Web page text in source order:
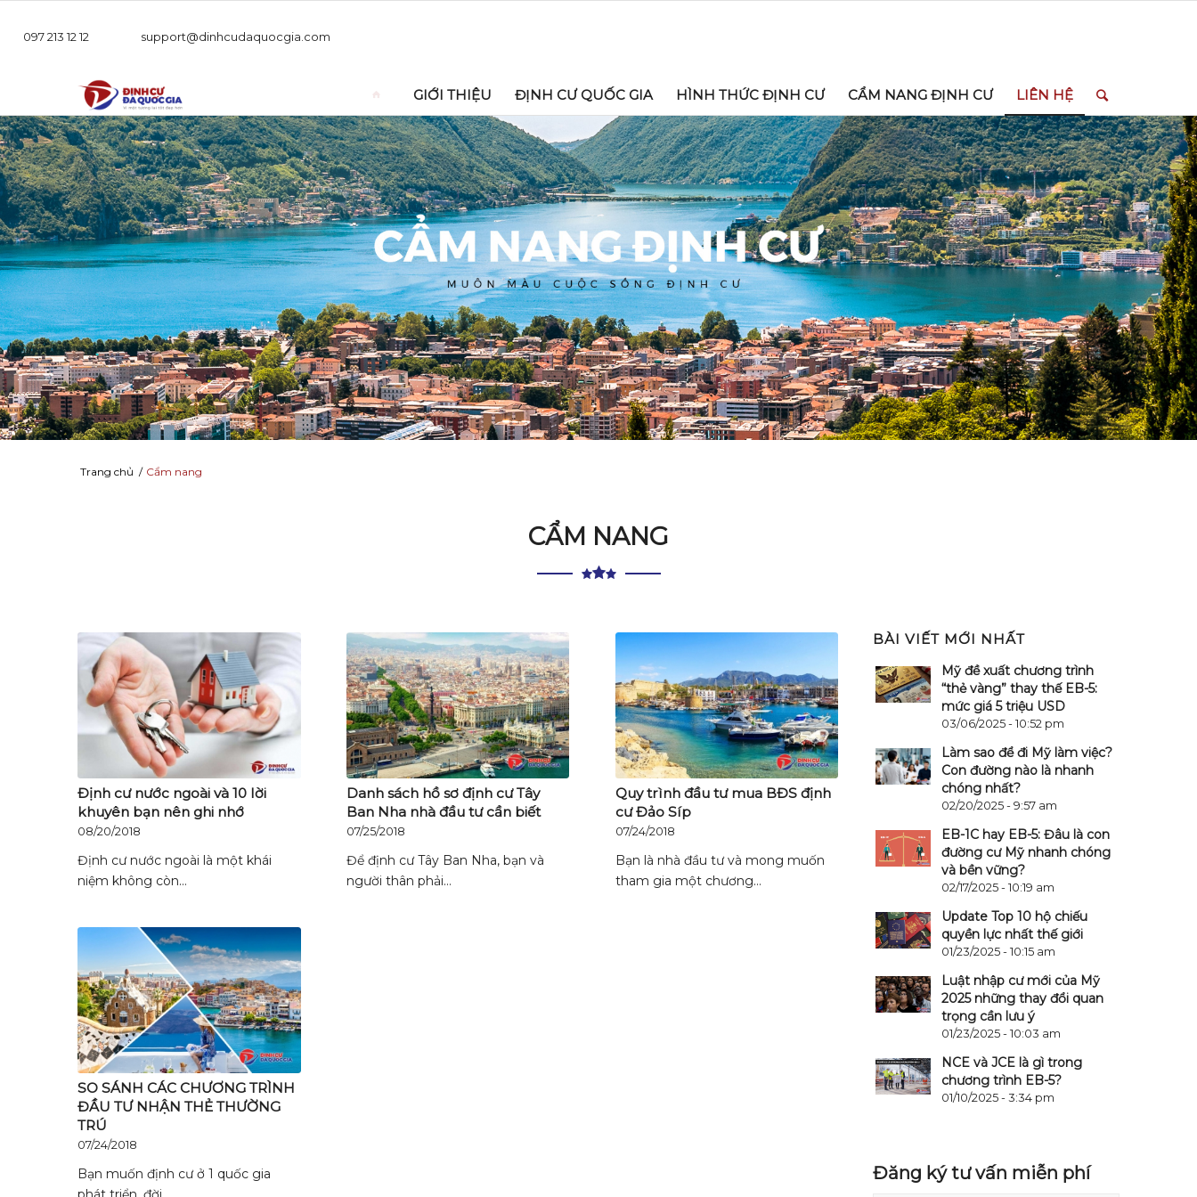
097 213 12 12 support@dinhcudaquocgia.com
GIỚI THIỆU ĐỊNH CƯ QUỐC GIA HÌNH THỨC ĐỊNH CƯ CẨM NANG ĐỊNH CƯ LIÊN HỆ
Trang chủ / Cẩm nang
CẨM NANG
Định cư nước ngoài và 10 lời
khuyên bạn nên ghi nhớ
08/20/2018
Định cư nước ngoài là một khái
niệm không còn…
Danh sách hồ sơ định cư Tây
Ban Nha nhà đầu tư cần biết
07/25/2018
Để định cư Tây Ban Nha, bạn và
người thân phải…
Quy trình đầu tư mua BĐS định
cư Đảo Síp
07/24/2018
Bạn là nhà đầu tư và mong muốn
tham gia một chương…
SO SÁNH CÁC CHƯƠNG TRÌNH
ĐẦU TƯ NHẬN THẺ THƯỜNG
TRÚ
07/24/2018
Bạn muốn định cư ở 1 quốc gia
BÀI VIẾT MỚI NHẤT
Mỹ đề xuất chương trình
“thẻ vàng” thay thế EB-5:
mức giá 5 triệu USD
03/06/2025 - 10:52 pm
Làm sao để đi Mỹ làm việc?
Con đường nào là nhanh
chóng nhất?
02/20/2025 - 9:57 am
EB-1C hay EB-5: Đâu là con
đường cư Mỹ nhanh chóng
và bền vững?
02/17/2025 - 10:19 am
Update Top 10 hộ chiếu
quyền lực nhất thế giới
01/23/2025 - 10:15 am
Luật nhập cư mới của Mỹ
2025 những thay đổi quan
trọng cần lưu ý
01/23/2025 - 10:03 am
NCE và JCE là gì trong
chương trình EB-5?
01/10/2025 - 3:34 pm
Đăng ký tư vấn miễn phí